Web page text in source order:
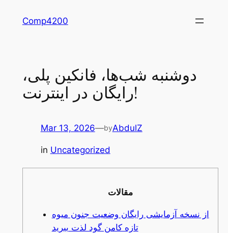
Comp4200
دوشنبه شب‌ها، فانکین پلی،
رایگان در اینترنت!
Mar 13, 2026—byAbdulZ
in Uncategorized
مقالات
از نسخه آزمایشی رایگان وضعیت جنون میوه
تازه کامن گود لذت ببرید